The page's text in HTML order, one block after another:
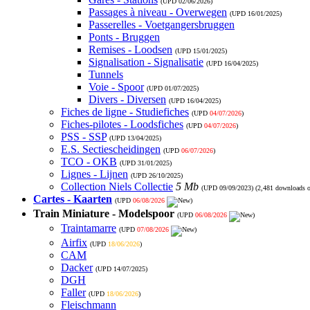
Passages à niveau - Overwegen (UPD 16/01/2025)
Passerelles - Voetgangersbruggen
Ponts - Bruggen
Remises - Loodsen (UPD 15/01/2025)
Signalisation - Signalisatie (UPD 16/04/2025)
Tunnels
Voie - Spoor (UPD 01/07/2025)
Divers - Diversen (UPD 16/04/2025)
Fiches de ligne - Studiefiches (UPD 04/07/2026)
Fiches-pilotes - Loodsfiches (UPD 04/07/2026)
PSS - SSP (UPD 13/04/2025)
E.S. Sectiescheidingen (UPD 06/07/2026)
TCO - OKB (UPD 31/01/2025)
Lignes - Lijnen (UPD 26/10/2025)
Collection Niels Collectie 5 Mb (UPD 09/09/2023) (2,481 downloads
Cartes - Kaarten (UPD 06/08/2026 )
Train Miniature - Modelspoor (UPD 06/08/2026 )
Traintamarre (UPD 07/08/2026 )
Airfix (UPD 18/06/2026)
CAM
Dacker (UPD 14/07/2025)
DGH
Faller (UPD 18/06/2026)
Fleischmann